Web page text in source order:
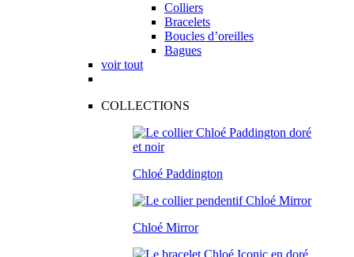
Colliers
Bracelets
Boucles d’oreilles
Bagues
voir tout
COLLECTIONS
Chloé Paddington
Chloé Mirror